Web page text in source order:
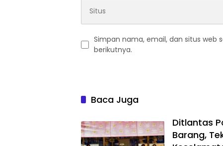
Simpan nama, email, dan situs web
berikutnya.
Baca Juga
Ditlantas
Barang,